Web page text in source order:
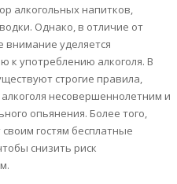
алкогольных напитков,
Однако, в отличие от
внимание уделяется
к употреблению алкоголя. В
строгие правила,
несовершеннолетним и
опьянения. Более того,
гостям бесплатные
снизить риск